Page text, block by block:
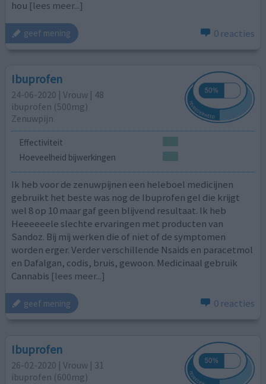
hou [lees meer...]
geef mening 0 reacties
Ibuprofen
24-06-2020 | Vrouw | 48
ibuprofen (500mg)
Zenuwpijn
Effectiviteit
Hoeveelheid bijwerkingen
Ik heb voor de zenuwpijnen een heleboel medicijnen
gebruikt het beste was nog de Ibuprofen gel die krijgt
wel 8 op 10 maar gaf geen blijvend resultaat. Ik heb
Heeeeeele slechte ervaringen met producten van
Sandoz. Bij mij werken die of niet of de symptomen
worden erger. Verder verschillende Nsaids en paracetmol
en Dafalgan, codis, bruis, gewoon. Medicinaal gebruik
Cannabis [lees meer...]
geef mening 0 reacties
Ibuprofen
26-02-2020 | Vrouw | 31
ibuprofen (600mg)